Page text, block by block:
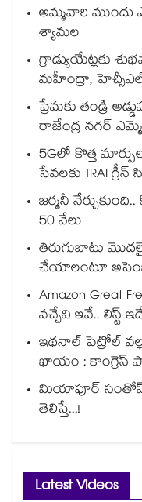
అమ్మవారి
శ్యామల
గ్రాడ్యుయేట్లకు
మహీంద్రా,
ప్రేమకు తండ్రి
రాజేంద్ర నగర్
5Gలో కొత్త
సేవలకు TRAI గ్రీన్
జర్మనీ
50 వేలు
తిరుగుబాటు
చేయాలంటూ
Amazon Great
వచ్చేవి ఇవే.. లిస్ట్
ఇథనాల్ పెట్రోల్
ఖాయం : కాంగ్రెస్
మియాపూర్ సంతోష్
తెలిస్తే...!
Latest Videos